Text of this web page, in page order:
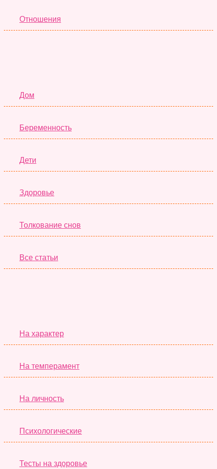
Отношения
Дом
Беременность
Дети
Здоровье
Толкование снов
Все статьи
На характер
На темперамент
На личность
Психологические
Тесты на здоровье